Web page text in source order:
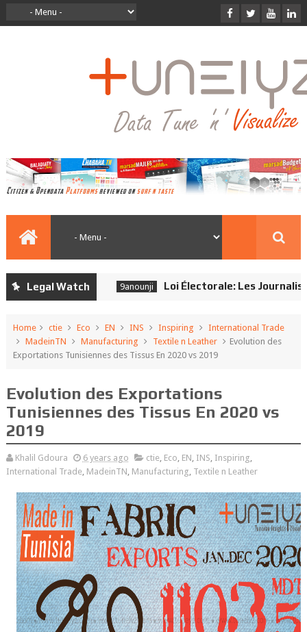
Legal Watch 9anounji Loi Électorale: Les Journalistes
Home ctie Eco EN INS Inspiring
International Trade
MadeinTN
Manufacturing Textile n Leather
Evolution des
Exportations Tunisiennes des Tissus En 2020 vs 2019
Evolution des Exportations
Tunisiennes des Tissus En 2020 vs
2019
Khalil Gdoura 6 years ago ctie, Eco, EN, INS, Inspiring,
International Trade, MadeinTN, Manufacturing, Textile n Leather